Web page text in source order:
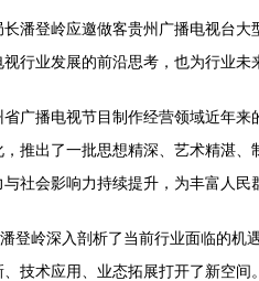
潘登岭应邀做客贵州广播电视台
行业发展的前沿思考，也为行业未
广播电视节目制作经营领域近年
推出了一批思想精深、艺术精湛
社会影响力持续提升，为丰富人
登岭深入剖析了当前行业面临的
技术应用、业态拓展打开了新空